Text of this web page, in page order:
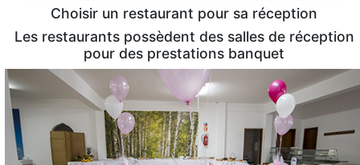
Choisir un restaurant pour sa réception
Les restaurants possèdent des salles de réception
pour des prestations banquet